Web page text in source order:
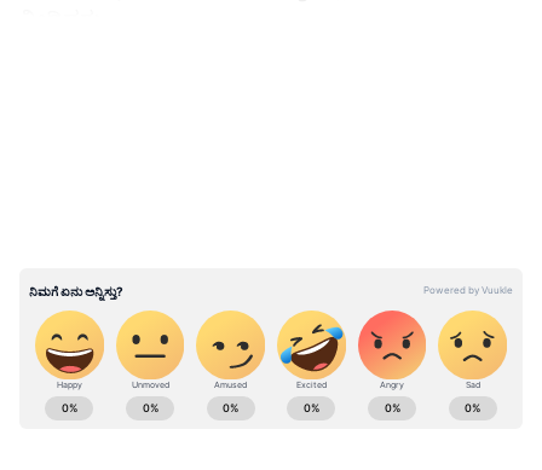
ABOUT THE AUTHOR